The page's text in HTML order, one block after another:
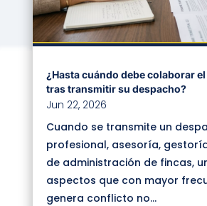
¿Hasta cuándo debe colaborar
tras transmitir su despacho?
Jun 22, 2026
Cuando se transmite un
profesional, asesoría,
de administración de fincas,
aspectos que con mayor
genera conflicto no...